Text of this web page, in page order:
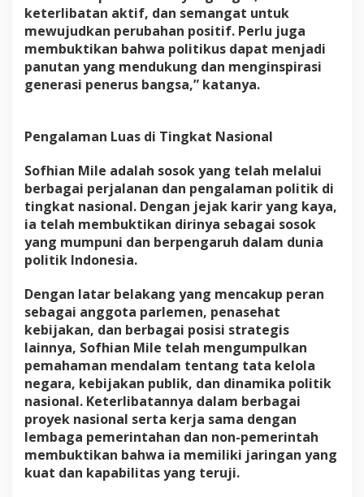
keterlibatan aktif, dan semangat untuk
mewujudkan perubahan positif. Perlu juga
membuktikan bahwa politikus dapat menjadi
panutan yang mendukung dan menginspirasi
generasi penerus bangsa,” katanya.
Pengalaman Luas di Tingkat Nasional
Sofhian Mile adalah sosok yang telah melalui
berbagai perjalanan dan pengalaman politik di
tingkat nasional. Dengan jejak karir yang kaya,
ia telah membuktikan dirinya sebagai sosok
yang mumpuni dan berpengaruh dalam dunia
politik Indonesia.
Dengan latar belakang yang mencakup peran
sebagai anggota parlemen, penasehat
kebijakan, dan berbagai posisi strategis
lainnya, Sofhian Mile telah mengumpulkan
pemahaman mendalam tentang tata kelola
negara, kebijakan publik, dan dinamika politik
nasional. Keterlibatannya dalam berbagai
proyek nasional serta kerja sama dengan
lembaga pemerintahan dan non-pemerintah
membuktikan bahwa ia memiliki jaringan yang
kuat dan kapabilitas yang teruji.